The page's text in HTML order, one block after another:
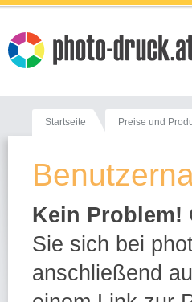
Startseite Preise und
Kein Problem!
Sie sich bei
anschließend